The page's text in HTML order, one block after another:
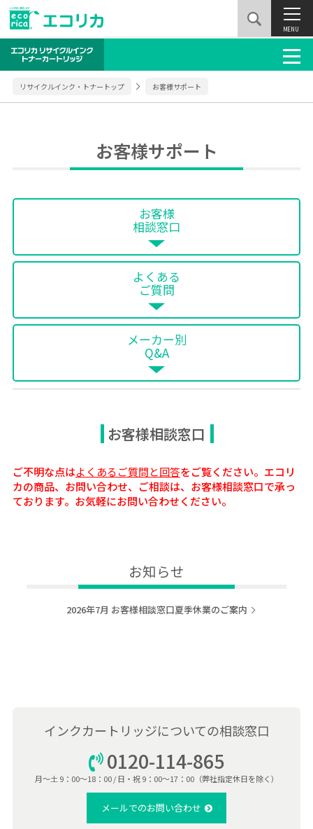
MENU
リサイクルインク・トナートップ お客様サポート
お客様サポート
お客様
相談窓口
よくある
ご質問
メーカー別
Q&A
お客様相談窓口
ご不明な点はよくあるご質問と回答をご覧ください。エコリ
カの商品、お問い合わせ、ご相談は、お客様相談窓口で承っ
ております。お気軽にお問い合わせください。
お知らせ
2026年7月 お客様相談窓口夏季休業のご案内
インクカートリッジについての相談窓口
0120-114-865
月〜土 9：00〜18：00 / 日・祝 9：00〜17：00（弊社指定休日を除く）
メールでのお問い合わせ